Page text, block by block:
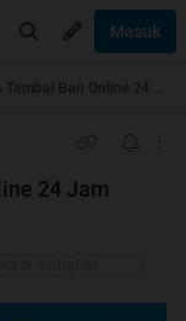
Masuk
24 Jam